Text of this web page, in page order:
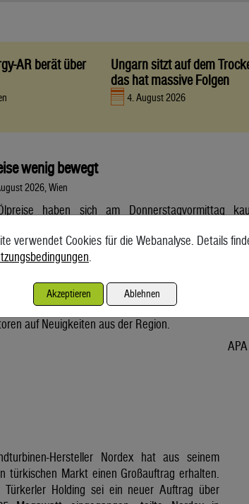
AR berät über
Ungarn sitzt auf dem
das hat massive Folgen
4. August 2026
wenig bewegt
2026, Wien
haben sich am Donnerstagvormittag
aus der Nordsee mit Lieferung Oktober kostete
79,75 US-Dollar und damit 0,4 Prozent mehr als
Unter diese ist er am Dienstag wegen der
Lösung im Iran-Krieg gesunken. Seitdem
auf Neuigkeiten aus der Region.
APA
Hersteller Nordex hat aus seinem
türkischen Markt einen Großauftrag erhalten.
Türkerler Holding sei ein neuer Auftrag über
verwendet Cookies für die Webanalyse. Details
.
Akzeptieren Ablehnen